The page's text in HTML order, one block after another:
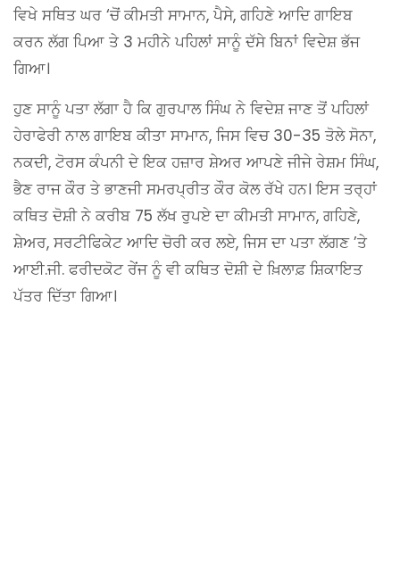
ਵਿਖੇ ਸਥਿਤ ਘਰ ‘ਚੋਂ ਕੀਮਤੀ ਸਾਮਾਨ, ਪੈਸੇ, ਗਹਿਣੇ ਆਦਿ ਗਾਇਬ
ਕਰਨ ਲੱਗ ਪਿਆ ਤੇ 3 ਮਹੀਨੇ ਪਹਿਲਾਂ ਸਾਨੂੰ ਦੱਸੇ ਬਿਨਾਂ ਵਿਦੇਸ਼ ਭੱਜ
ਗਿਆ।
ਹੁਣ ਸਾਨੂੰ ਪਤਾ ਲੱਗਾ ਹੈ ਕਿ ਗੁਰਪਾਲ ਸਿੰਘ ਨੇ ਵਿਦੇਸ਼ ਜਾਣ ਤੋਂ ਪਹਿਲਾਂ
ਹੇਰਾਫੇਰੀ ਨਾਲ ਗਾਇਬ ਕੀਤਾ ਸਾਮਾਨ, ਜਿਸ ਵਿਚ 30-35 ਤੋਲੇ ਸੋਨਾ,
ਨਕਦੀ, ਟੋਰਸ ਕੰਪਨੀ ਦੇ ਇਕ ਹਜ਼ਾਰ ਸ਼ੇਅਰ ਆਪਣੇ ਜੀਜੇ ਰੇਸ਼ਮ ਸਿੰਘ,
ਭੈਣ ਰਾਜ ਕੌਰ ਤੇ ਭਾਣਜੀ ਸਮਰਪ੍ਰੀਤ ਕੌਰ ਕੋਲ ਰੱਖੇ ਹਨ। ਇਸ ਤਰ੍ਹਾਂ
ਕਥਿਤ ਦੋਸ਼ੀ ਨੇ ਕਰੀਬ 75 ਲੱਖ ਰੁਪਏ ਦਾ ਕੀਮਤੀ ਸਾਮਾਨ, ਗਹਿਣੇ,
ਸ਼ੇਅਰ, ਸਰਟੀਫਿਕੇਟ ਆਦਿ ਚੋਰੀ ਕਰ ਲਏ, ਜਿਸ ਦਾ ਪਤਾ ਲੱਗਣ ’ਤੇ
ਆਈ.ਜੀ. ਫਰੀਦਕੋਟ ਰੇਂਜ ਨੂੰ ਵੀ ਕਥਿਤ ਦੋਸ਼ੀ ਦੇ ਖ਼ਿਲਾਫ਼ ਸ਼ਿਕਾਇਤ
ਪੱਤਰ ਦਿੱਤਾ ਗਿਆ।